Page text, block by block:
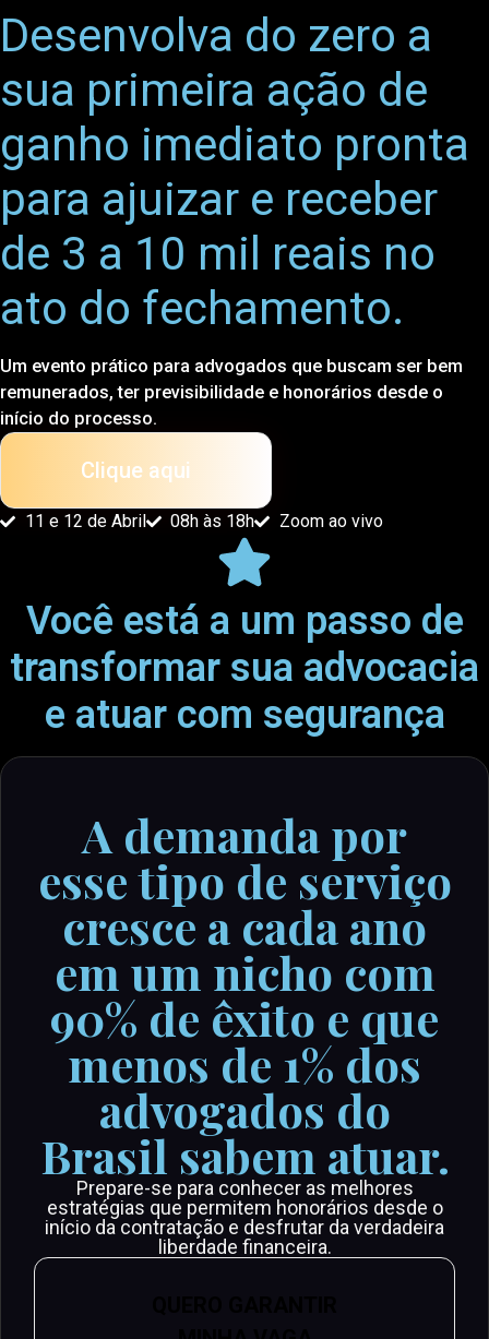
Desenvolva do zero a
sua primeira ação de
ganho imediato pronta
para ajuizar e receber
de 3 a 10 mil reais no
ato do fechamento.
Um evento prático para advogados que buscam ser bem
remunerados, ter previsibilidade e honorários desde o
início do processo.
Clique aqui
11 e 12 de Abril 08h às 18h Zoom ao vivo
Você está a um passo de
transformar sua advocacia
e atuar com segurança
A demanda por
esse tipo de serviço
cresce a cada ano
em um nicho com
90% de êxito e que
menos de 1% dos
advogados do
Brasil sabem atuar.
Prepare-se para conhecer as melhores
estratégias que permitem honorários desde o
início da contratação e desfrutar da verdadeira
liberdade financeira.